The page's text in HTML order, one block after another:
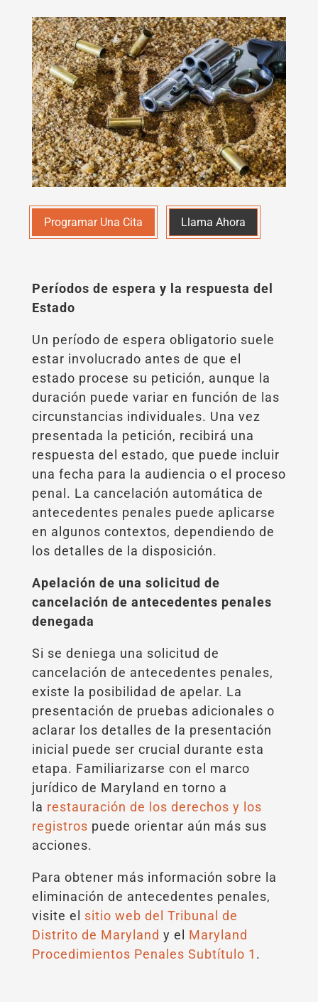
Programar Una Cita Llama Ahora
Períodos de espera y la respuesta del
Estado
Un período de espera obligatorio suele
estar involucrado antes de que el
estado procese su petición, aunque la
duración puede variar en función de las
circunstancias individuales. Una vez
presentada la petición, recibirá una
respuesta del estado, que puede incluir
una fecha para la audiencia o el proceso
penal. La cancelación automática de
antecedentes penales puede aplicarse
en algunos contextos, dependiendo de
los detalles de la disposición.
Apelación de una solicitud de
cancelación de antecedentes penales
denegada
Si se deniega una solicitud de
cancelación de antecedentes penales,
existe la posibilidad de apelar. La
presentación de pruebas adicionales o
aclarar los detalles de la presentación
inicial puede ser crucial durante esta
etapa. Familiarizarse con el marco
jurídico de Maryland en torno a
la restauración de los derechos y los
registros puede orientar aún más sus
acciones.
Para obtener más información sobre la
eliminación de antecedentes penales,
visite el sitio web del Tribunal de
Distrito de Maryland y el Maryland
Procedimientos Penales Subtítulo 1 .